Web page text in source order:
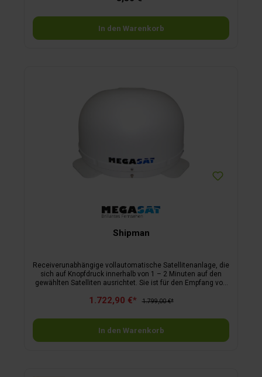
In den Warenkorb
Shipman
Receiverunabhängige vollautomatische Satellitenanlage, die
sich auf Knopf­druck innerhalb von 1 – 2 Minuten auf den
gewählten Satelliten ausrichtet. Sie ist für den Empfang von
Hotbird, Thor, Hispasat und Eutelsat 5 W vorprogrammiert.
elegante Kunststoffhaube gegen äußere Beschädigungen
geschützt. Ein SD-Kartenleser sowie eine RS232-Schnitt­stelle
ermöglichen ein eventuell erforderliches Software-Update
der Steuerbox. Durch das automatische Trackingsystem
1.722,90 €* 1.799,00 €*
In den Warenkorb